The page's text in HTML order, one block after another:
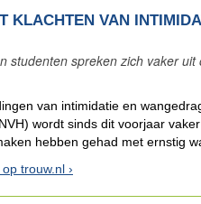
KLACHTEN VAN
studenten spreken zich vaker
van intimidatie en
wordt sinds dit voorjaar
hebben gehad met ernstig
trouw.nl